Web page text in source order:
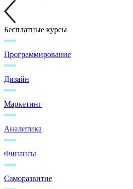
Бесплатные курсы
Программирование
Дизайн
Маркетинг
Аналитика
Финансы
Саморазвитие